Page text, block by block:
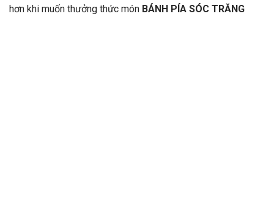
hơn khi muốn thưởng thức món BÁNH PÍA SÓC TRĂNG